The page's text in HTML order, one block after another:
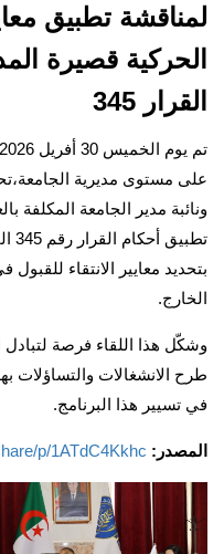
لمناقشة تطبيق
الحركية قصيرة
القرار 345
على مستوى مديرية
ونائبة مدير الجامعة المكلفة
بتحديد معايير الانتقاء
الخارج.
وشكّل هذا اللقاء فرصة لتبادل
طرح الانشغالات والتساؤلات
في تسيير هذا البرنامج.
المصدر: p/1ATdC4Kkhc/